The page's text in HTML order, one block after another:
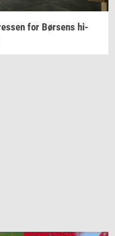
for Bør­sens hi­